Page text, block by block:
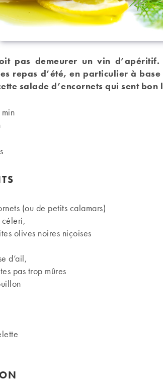
pas demeurer un vin d’apéritif.
repas d’été, en particulier à
salade d’encornets qui sent bon
(ou de petits calamars)
céleri,
olives noires niçoises
d’ail,
pas trop mûres